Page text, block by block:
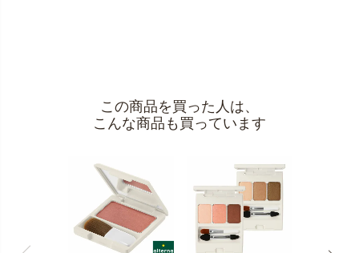
この商品を買った人は、
こんな商品も買っています